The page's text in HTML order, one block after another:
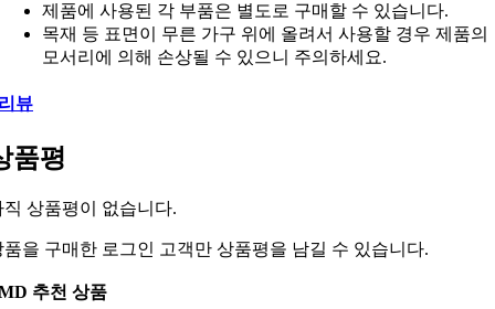
제품에 사용된 각 부품은 별도로 구매할 수 있습니다.
목재 등 표면이 무른 가구 위에 올려서 사용할 경우 제품의
모서리에 의해 손상될 수 있으니 주의하세요.
뷰
품평
직 상품평이 없습니다.
품을 구매한 로그인 고객만 상품평을 남길 수 있습니다.
추천 상품